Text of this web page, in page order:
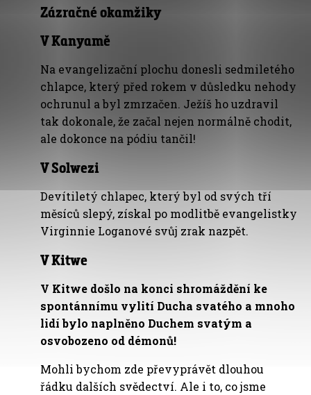
Zázračné okamžiky
V Kanyamě
Na evangelizační plochu donesli sedmiletého
chlapce, který před rokem v důsledku nehody
ochrunul a byl zmrzačen. Ježíš ho uzdravil
tak dokonale, že začal nejen normálně chodit,
ale dokonce na pódiu tančil!
V Solwezi
Devítiletý chlapec, který byl od svých tří
měsíců slepý, získal po modlitbě evangelistky
Virginnie Loganové svůj zrak nazpět.
V Kitwe
V Kitwe došlo na konci shromáždění ke
spontánnímu vylití Ducha svatého a mnoho
lidí bylo naplněno Duchem svatým a
osvobozeno od démonů!
Mohli bychom zde převyprávět dlouhou
řádku dalších svědectví. Ale i to, co jsme